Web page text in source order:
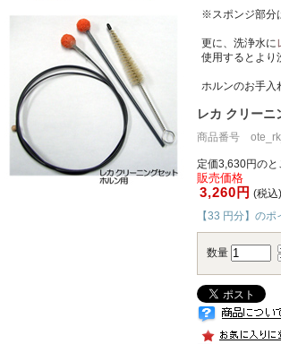
※スポンジ部分
更に、洗浄水に
使用するとより
ホルンのお手入
レカ クリーニ
商品番号
定価3,630円のと
販売価格
3,260円 (税込)
【33 円分】の
数量